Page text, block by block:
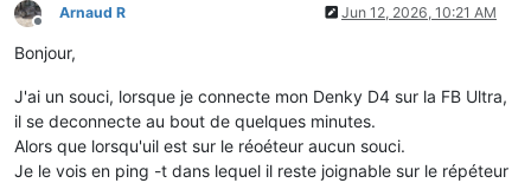
Offline
Arnaud R Jun 12, 2026, 10:21 AM
Bonjour,
J'ai un souci, lorsque je connecte mon Denky D4 sur la FB Ultra,
il se deconnecte au bout de quelques minutes.
Alors que lorsqu'uil est sur le réoéteur aucun souci.
Je le vois en ping -t dans lequel il reste joignable sur le répéteur